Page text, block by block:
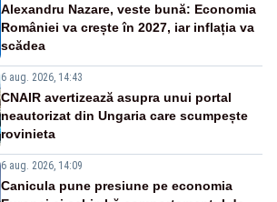
Alexandru Nazare, veste bună: Economia
României va crește în 2027, iar inflația va
scădea
6 aug. 2026, 14:43
CNAIR avertizează asupra unui portal
neautorizat din Ungaria care scumpește
rovinieta
6 aug. 2026, 14:09
Canicula pune presiune pe economia